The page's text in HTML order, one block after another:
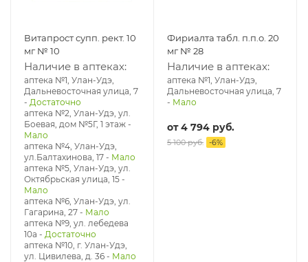
Витапрост супп. рект. 10
мг № 10
Наличие в аптеках:
аптека №1, Улан-Удэ,
Дальневосточная улица, 7
- Достаточно
аптека №2, Улан-Удэ, ул.
Боевая, дом №5Г, 1 этаж -
Мало
аптека №4, Улан-Удэ,
ул.Балтахинова, 17 - Мало
аптека №5, Улан-Удэ, ул. ​
Октябрьская улица, 15 -
Мало
аптека №6, Улан-Удэ, ул.
Гагарина, 27 - Мало
аптека №9, ул. лебедева
10а - Достаточно
аптека №10, г. Улан-Удэ,
ул. Цивилева, д. 36 - Мало
Фириалта табл. п.п.о. 20
мг № 28
Наличие в аптеках:
аптека №1, Улан-Удэ,
Дальневосточная улица, 7
- Мало
от4 794 руб.
5 100 руб. -6%